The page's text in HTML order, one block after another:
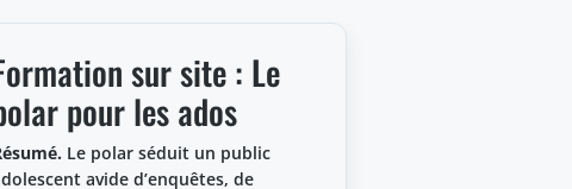
sur site : Le
pour les ados
Le polar séduit un public
avide d’enquêtes, de